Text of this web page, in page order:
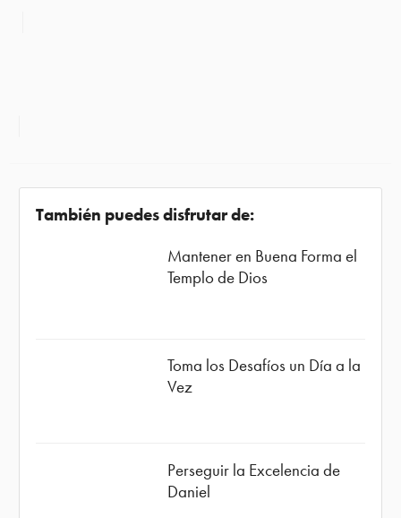
También puedes disfrutar de:
Mantener en Buena Forma el
Templo de Dios
Toma los Desafíos un Día a la
Vez
Perseguir la Excelencia de
Daniel